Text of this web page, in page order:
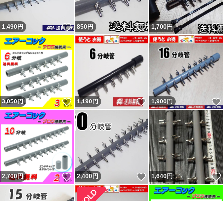
ーンの砂は多少とれます。輸送事故（破損）であれば輸送
業者か私が対応となります。箱梱包での破損は輸送業者の
問題と思います。本当の話であれば。 問題あれば対応後
の評価依頼については「小学生しか守らなそうなルールは
小学生にのみに言えば。」と言ってくる者です。「大人数
で通報したらアカウント消えるらしいよ。」と脅しなのか
意味不明の事を言ってくる者です。
新たに『追跡すると配達済だがポストに無い』という事で
返金申請依頼・輸送業者に報告し対応しているのに不当評
価されました。私に非が無いのに理不尽な評価されれば相
応の評価するのは普通です。何故か「脅された」とコメン
トされていますが忠告です。 最新の評価コメントは反論
1,490円 いいね！
850円 いいね！
1,700円
3,050円 いいね！
1,190 円 いいね！
1,900円
2,700円 いいね！
2,400円 いいね！
1,640円